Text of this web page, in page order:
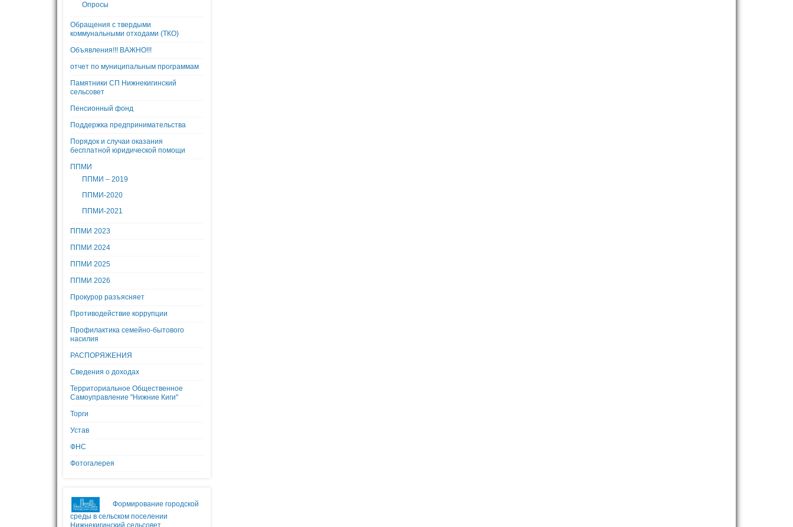
Опросы
Обращения с твердыми
коммунальными отходами (ТКО)
Объявления!!! ВАЖНО!!!
отчет по муниципальным программам
Памятники СП Нижнекигинский
сельсовет
Пенсионный фонд
Поддержка предпринимательства
Порядок и случаи оказания
бесплатной юридической помощи
ППМИ
ППМИ – 2019
ППМИ-2020
ППМИ-2021
ППМИ 2023
ППМИ 2024
ППМИ 2025
ППМИ 2026
Прокурор разъясняет
Противодействие коррупции
Профилактика семейно-бытового
насилия
РАСПОРЯЖЕНИЯ
Сведения о доходах
Территориальное Общественное
Самоуправление "Нижние Киги"
Торги
Устав
ФНС
Фотогалерея
Формирование городской
среды в сельском поселении
Нижнекигинский сельсовет